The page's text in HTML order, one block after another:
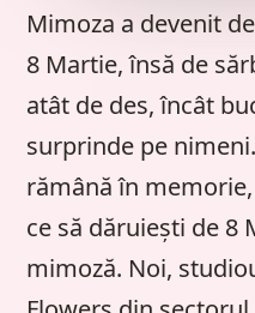
Mimoza a devenit
8 Martie, însă de
atât de des, încât
surprinde pe
rămână în
ce să dăruiești de 8
mimoză. Noi,